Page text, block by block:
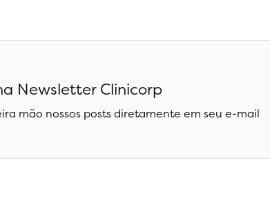
Newsletter Clinicorp
mão nossos posts diretamente em seu e-mail